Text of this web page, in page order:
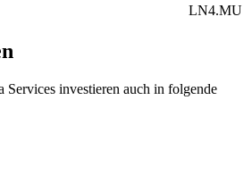
LN4.MU
Services investieren auch in folgende